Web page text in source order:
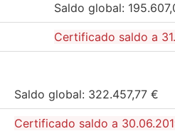
Saldo global:
Certificado saldo a
Saldo global: 322.457,77 €
Certificado saldo a